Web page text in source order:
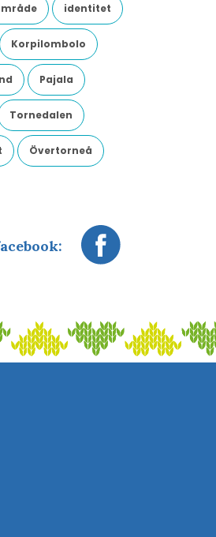
identitet
Korpilombolo
Pajala
Tornedalen
Övertorneå